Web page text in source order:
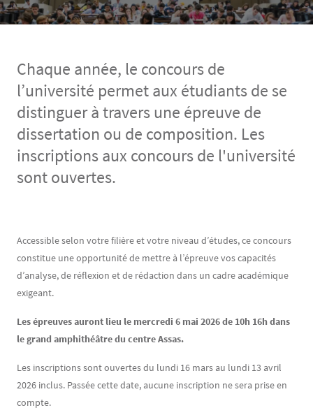
Chaque année, le concours de
l’université permet aux étudiants de se
distinguer à travers une épreuve de
dissertation ou de composition. Les
inscriptions aux concours de l'université
sont ouvertes.
Contenu
Texte
Accessible selon votre filière et votre niveau d’études, ce concours
constitue une opportunité de mettre à l’épreuve vos capacités
d’analyse, de réflexion et de rédaction dans un cadre académique
exigeant.
Les épreuves auront lieu le mercredi 6 mai 2026 de 10h 16h dans
le grand amphithéâtre du centre Assas.
Les inscriptions sont ouvertes du lundi 16 mars au lundi 13 avril
2026 inclus. Passée cette date, aucune inscription ne sera prise en
compte.